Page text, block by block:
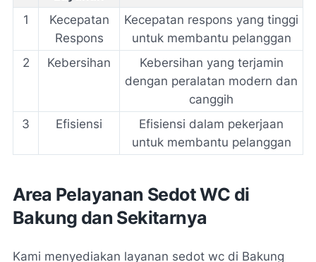
1
Kecepatan
Respons
Kecepatan respons yang tinggi
untuk membantu pelanggan
2
Kebersihan
Kebersihan yang terjamin
dengan peralatan modern dan
canggih
3
Efisiensi
Efisiensi dalam pekerjaan
untuk membantu pelanggan
Area Pelayanan Sedot WC di
Bakung dan Sekitarnya
Kami menyediakan layanan sedot wc di Bakung